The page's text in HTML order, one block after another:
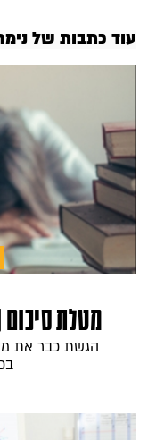
עוד כתבות של
מטלת
הגשת כבר את